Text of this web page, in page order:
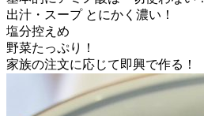
出汁・スープ とにかく濃い！
塩分控えめ
野菜たっぷり！
家族の注文に応じて即興で作る！